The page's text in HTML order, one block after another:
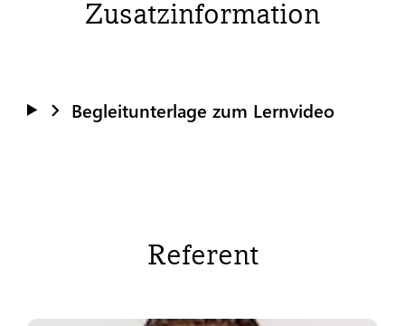
Zusatzinformation
Begleitunterlage zum Lernvideo
Referent